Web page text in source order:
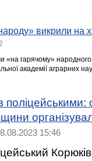
викрили на
«на гарячому»
академії аграрних
15:46